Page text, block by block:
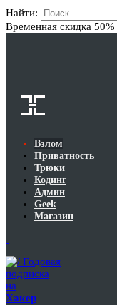
Найти:
Временная скидка 50%
Взлом
Приватность
Трюки
Кодинг
Админ
Geek
Магазин
Годовая
подписка
на
Хакер